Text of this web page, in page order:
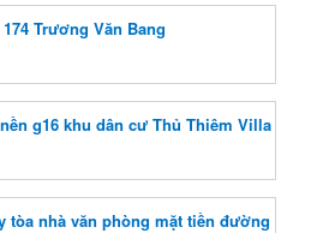
Trương Văn Bang
g16 khu dân cư Thủ Thiêm Villa
tòa nhà văn phòng mặt tiền đường